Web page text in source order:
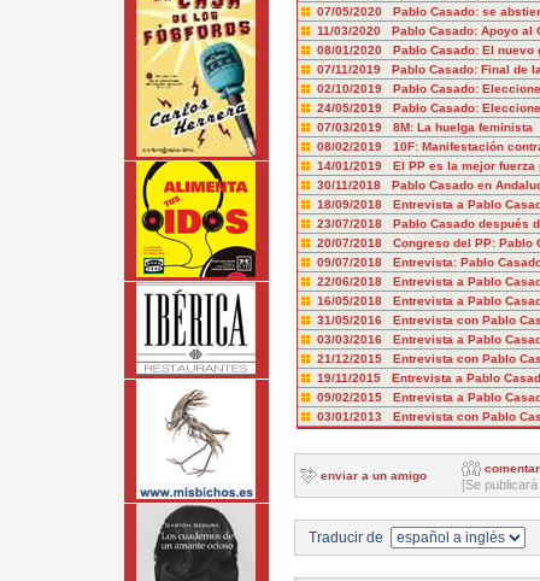
07/05/2020 Pablo Casado: se
11/03/2020 Pablo Casado: Apoyo al
08/01/2020 Pablo Casado: El nuevo
07/11/2019 Pablo Casado: Final de
02/10/2019 Pablo Casado:
24/05/2019 Pablo Casado:
07/03/2019 8M: La huelga feminista
08/02/2019 10F: Manifestación
14/01/2019 El PP es la mejor fuerza
30/11/2018 Pablo Casado en
18/09/2018 Entrevista a Pablo
23/07/2018 Pablo Casado después
20/07/2018 Congreso del PP: Pablo
09/07/2018 Entrevista: Pablo
22/06/2018 Entrevista a Pablo
16/05/2018 Entrevista a Pablo
31/05/2016 Entrevista con Pablo
03/03/2016 Entrevista a Pablo
21/12/2015 Entrevista con Pablo
19/11/2015 Entrevista a Pablo
09/02/2015 Entrevista a Pablo
03/01/2013 Entrevista con Pablo
enviar a un amigo
comentar
[Se
Traducir de